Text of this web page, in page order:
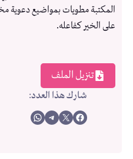
المكتبة مطويات بمواضيع دعوية
على الخير كفاعله.
تنزيل الملف
شارك هذا العدد:
Share on Facebook
Share on X
Share on Telegram
Share on WhatsApp